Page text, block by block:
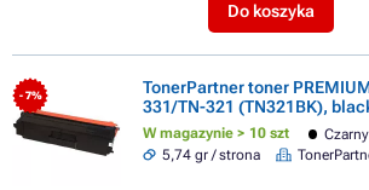
Do koszyka
- 7%
TonerPartner toner
331/TN-321 (TN321BK),
W magazynie > 10 szt Czarny
5,74 gr / strona